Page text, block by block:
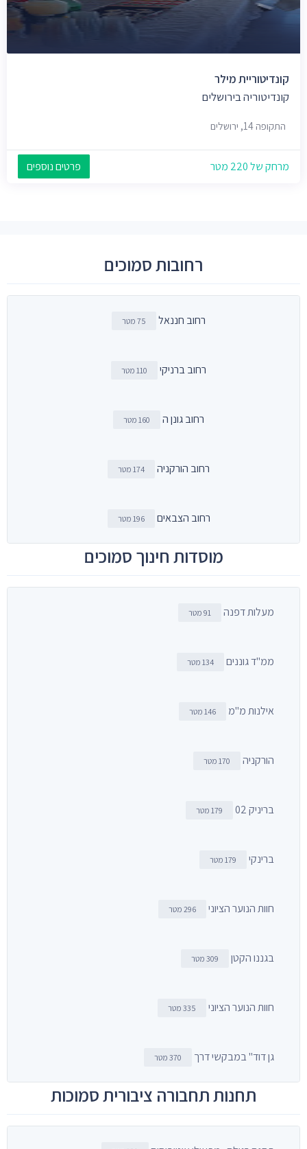
קונדיטוריית מילר
קונדיטוריה בירושלים
התקופה 14, ירושלים
מרחק של 220 מטר פרטים נוספים
רחובות סמוכים
רחוב חננאל 75 מטר
רחוב ברניקי 110 מטר
רחוב גונן ה 160 מטר
רחוב הורקניה 174 מטר
רחוב הצבאים 196 מטר
מוסדות חינוך סמוכים
מעלות דפנה 91 מטר
ממ"ד גוננים 134 מטר
אילנות מ"מ 146 מטר
הורקניה 170 מטר
בריניק 02 179 מטר
ברינקי 179 מטר
חוות הנוער הציוני 296 מטר
בגננו הקטן 309 מטר
חוות הנוער הציוני 335 מטר
גן דוד" במבקשי דרך 370 מטר
תחנות תחבורה ציבורית סמוכות